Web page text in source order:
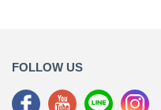
FOLLOW US